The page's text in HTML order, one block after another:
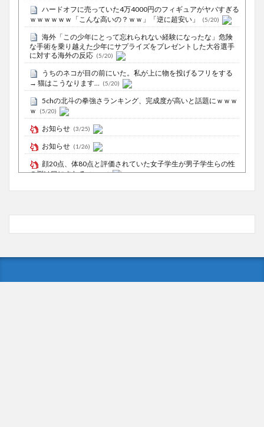
ハードオフに売っていた4万4000円のフィギュアがヤバすぎる
ｗｗｗｗｗｗ「こんな高いの？ｗｗ」「逆に超安い」
(5/20)
海外「この少年にとって忘れられない経験になったな」危険
な手術を乗り越えた少年にサプライズをプレゼントした大谷選手
に対する海外の反応 (5/20)
うちのネコが目の前にいた。私が上に物を投げるフリをする
→ 猫はこうなります… (5/20)
5chの北斗の拳強さランキング、完成度が高いと話題にｗｗｗ
ｗ
(5/20)
お知らせ (3/25)
お知らせ (1/26)
顔20点、体80点と評価されていた女子学生が男子学生らの性
の捌け口にされる (12/26)
【中国】処理水の問題化狙うも不発？ASEAN関連会合で賛同